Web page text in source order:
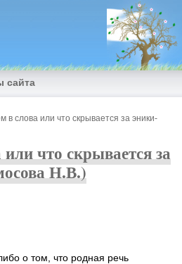
сайта
в слова или что скрывается за эники-
что скрывается за
Н.В.)
о том, что родная речь